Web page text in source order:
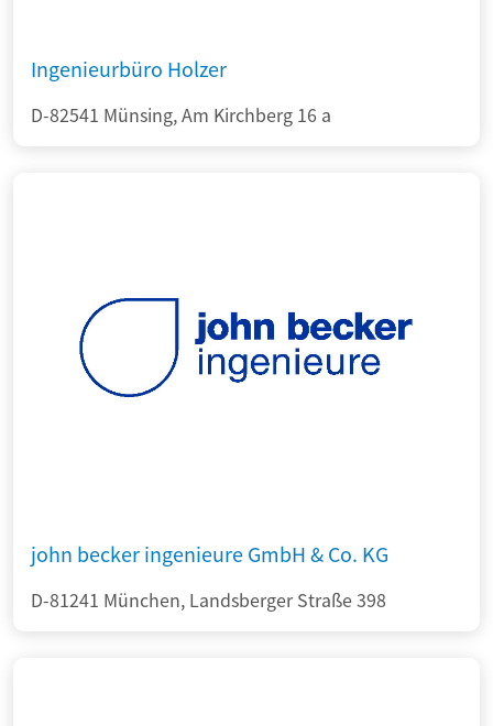
Ingenieurbüro Holzer
D-82541 Münsing, Am Kirchberg 16 a
john becker ingenieure GmbH & Co. KG
D-81241 München, Landsberger Straße 398